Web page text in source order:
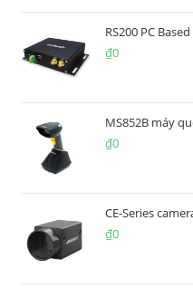
RS200 PC
₫0
MS852B máy
₫0
CE-Series
₫0